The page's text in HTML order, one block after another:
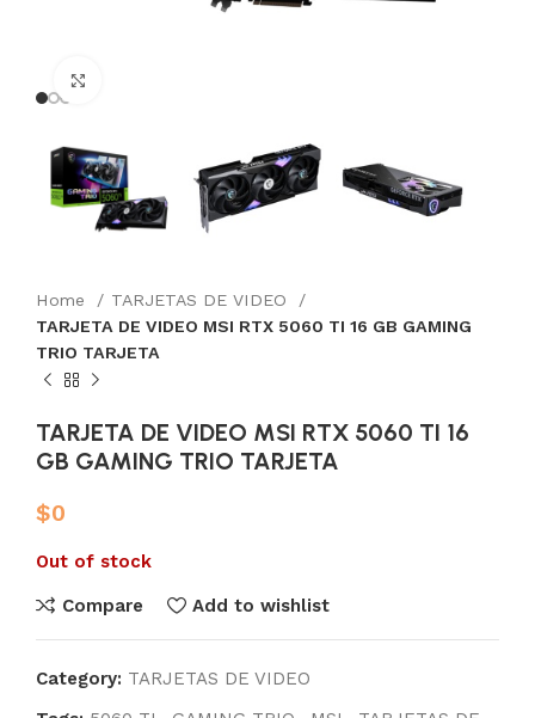
Home
TARJETAS DE VIDEO
TARJETA DE VIDEO MSI RTX 5060 TI 16 GB GAMING
TRIO TARJETA
TARJETA DE VIDEO MSI RTX 5060 TI 16
GB GAMING TRIO TARJETA
$0
Out of stock
Compare Add to wishlist
Category: TARJETAS DE VIDEO